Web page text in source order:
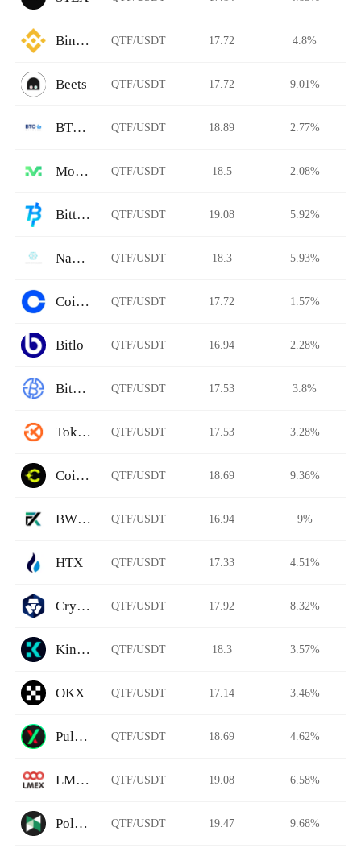
Binance QTF/USDT 17.72 4.8%
Beets QTF/USDT 17.72 9.01%
BTCBank QTF/USDT 18.89 2.77%
Morgan QTF/USDT 18.5 2.08%
Bittime QTF/USDT 19.08 5.92%
Nami Exchange QTF/USDT 18.3 5.93%
Coinbase QTF/USDT 17.72 1.57%
Bitlo QTF/USDT 16.94 2.28%
BitAsiaEx QTF/USDT 17.53 3.8%
Tokenize Xchange QTF/USDT 17.53 3.28%
Coinflare QTF/USDT 18.69 9.36%
BWFX.pro QTF/USDT 16.94 9%
HTX QTF/USDT 17.33 4.51%
Crypto.com QTF/USDT 17.92 8.32%
Kine Protocol QTF/USDT 18.3 3.57%
OKX QTF/USDT 17.14 3.46%
PulseX QTF/USDT 18.69 4.62%
LMEX QTF/USDT 19.08 6.58%
Poloniex Futures QTF/USDT 19.47 9.68%